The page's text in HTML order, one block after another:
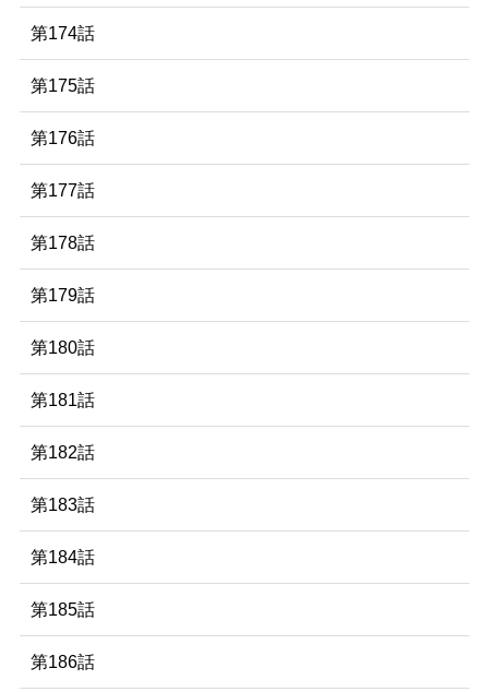
第174話
第175話
第176話
第177話
第178話
第179話
第180話
第181話
第182話
第183話
第184話
第185話
第186話